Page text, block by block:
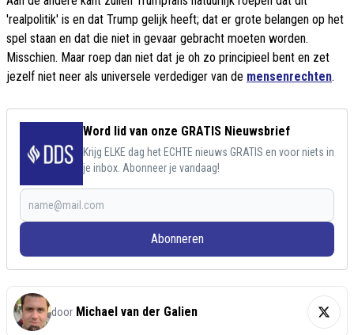
'realpolitik' is en dat Trump gelijk heeft; dat er grote belangen op het
spel staan en dat die niet in gevaar gebracht moeten worden.
Misschien. Maar roep dan niet dat je oh zo principieel bent en zet
jezelf niet neer als universele verdediger van de mensenrechten.
Word lid van onze GRATIS Nieuwsbrief
Krijg ELKE dag het ECHTE nieuws GRATIS en voor niets in
je inbox. Abonneer je vandaag!
Abonneren
door Michael van der Galien